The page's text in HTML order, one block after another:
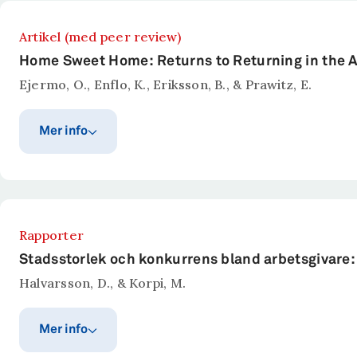
Artikel (med peer review)
Home Sweet Home: Returns to Returning in the
Ejermo, O., Enflo, K., Eriksson, B., & Prawitz, E.
Mer info
Sammanfattning
Trots att cirkulär migration historiskt och i dag har
landsbygdsbaserade svenska migranter som
arbetsinkomster och yrkesmässig uppgradering.
Rapporter
Stadsstorlek och konkurrens bland
Halvarsson, D., & Korpi, M.
Mer info